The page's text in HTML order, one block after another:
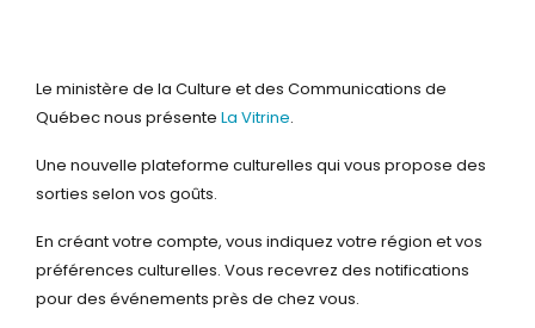
Le ministère de la Culture et des Communications de
Québec nous présente La Vitrine.
Une nouvelle plateforme culturelles qui vous propose des
sorties selon vos goûts.
En créant votre compte, vous indiquez votre région et vos
préférences culturelles. Vous recevrez des notifications
pour des événements près de chez vous.